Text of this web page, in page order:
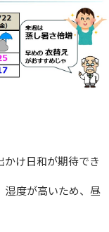
かけ日和が期待でき
湿度が高いため、昼